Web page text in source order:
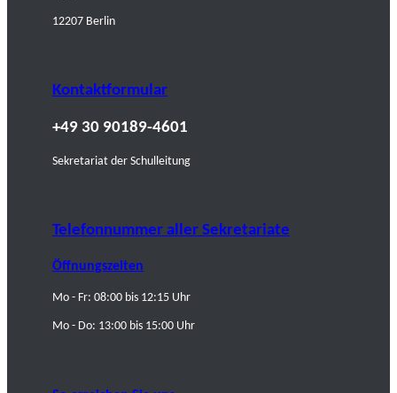
12207 Berlin
Kontaktformular
+49 30 90189-4601
Sekretariat der Schulleitung
Telefonnummer aller Sekretariate
Öffnungszeiten
Mo - Fr: 08:00 bis 12:15 Uhr
Mo - Do: 13:00 bis 15:00 Uhr